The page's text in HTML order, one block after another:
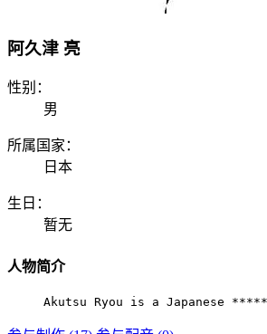
阿久津 亮
性别：
男
所属国家：
日本
生日：
暂无
人物简介
Akutsu Ryou is a Japanese